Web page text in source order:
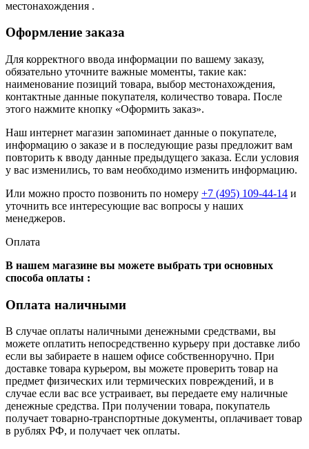
местонахождения .
Оформление заказа
Для корректного ввода информации по вашему заказу,
обязательно уточните важные моменты, такие как:
наименование позиций товара, выбор местонахождения,
контактные данные покупателя, количество товара. После
этого нажмите кнопку «Оформить заказ».
Наш интернет магазин запоминает данные о покупателе,
информацию о заказе и в последующие разы предложит вам
повторить к вводу данные предыдущего заказа. Если условия
у вас изменились, то вам необходимо изменить информацию.
Или можно просто позвонить по номеру +7 (495) 109-44-14 и
уточнить все интересующие вас вопросы у наших
менеджеров.
Оплата
В нашем магазине вы можете выбрать три основных
способа оплаты :
Оплата наличными
В случае оплаты наличными денежными средствами, вы
можете оплатить непосредственно курьеру при доставке либо
если вы забираете в нашем офисе собственноручно. При
доставке товара курьером, вы можете проверить товар на
предмет физических или термических повреждений, и в
случае если вас все устраивает, вы передаете ему наличные
денежные средства. При получении товара, покупатель
получает товарно-транспортные документы, оплачивает товар
в рублях РФ, и получает чек оплаты.